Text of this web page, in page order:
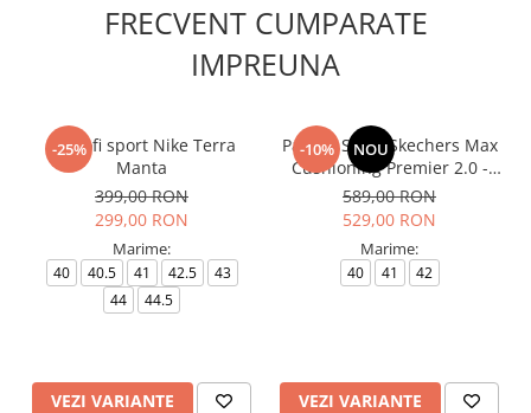
FRECVENT CUMPARATE
IMPREUNA
-25%
Pantofi sport Nike Terra
Manta
399,00 RON
299,00 RON
Marime:
40 40.5 41 42.5
43
44
44.5
VEZI VARIANTE
-10% NOU
Pantofi Sport Skechers Max
Cushioning Premier 2.0 -
Vivid 2.0
589,00 RON
529,00 RON
Marime:
40 41 42
VEZI VARIANTE